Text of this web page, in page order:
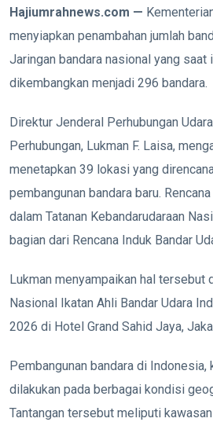
Hajiumrahnews.com —
menyiapkan penambahan jumlah
Jaringan bandara nasional yang saat
dikembangkan menjadi 296 bandara.
Direktur Jenderal Perhubungan
Perhubungan, Lukman F. Laisa,
menetapkan 39 lokasi yang
pembangunan bandara baru.
dalam Tatanan Kebandarudaraan
bagian dari Rencana Induk Bandar
Lukman menyampaikan hal tersebut
Nasional Ikatan Ahli Bandar Udara
2026 di Hotel Grand Sahid Jaya,
Pembangunan bandara di
dilakukan pada berbagai kondisi
Tantangan tersebut meliputi